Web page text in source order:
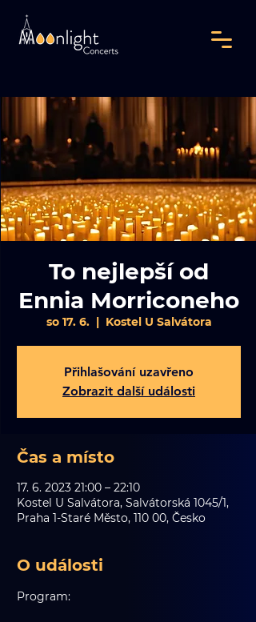
To nejlepší od
Ennia Morriconeho
so 17. 6.
  |
Kostel U Salvátora
Přihlašování uzavřeno
Zobrazit další události
Čas a místo
17. 6. 2023 21:00 – 22:10
Kostel U Salvátora, Salvátorská 1045/1,
Praha 1-Staré Město, 110 00, Česko
O události
Program: